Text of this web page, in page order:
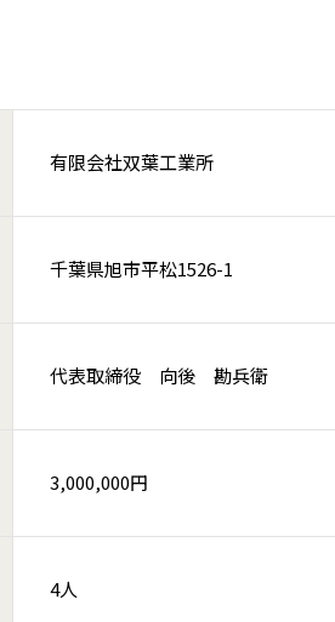
有限会社双葉工業所
千葉県旭市平松1526-1
代表取締役 向後 勘兵衛
3,000,000円
4人